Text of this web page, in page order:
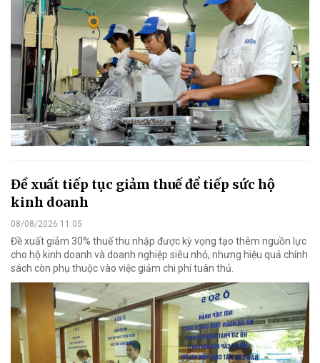
Đề xuất tiếp tục giảm thuế để tiếp sức hộ
kinh doanh
08/08/2026 11:05
Đề xuất giảm 30% thuế thu nhập được kỳ vọng tạo thêm nguồn lực
cho hộ kinh doanh và doanh nghiệp siêu nhỏ, nhưng hiệu quả chính
sách còn phụ thuộc vào việc giảm chi phí tuân thủ.